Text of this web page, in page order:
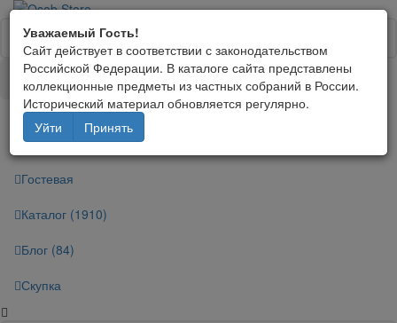
WhatsApp/Telegram
+79160085939
Гостевая
Каталог (1910)
Блог (84)
Скупка
Уважаемый Гость!
Сайт действует в соответствии с законодательством
Российской Федерации. В каталоге сайта представлены
коллекционные предметы из частных собраний в России.
Исторический материал обновляется регулярно.
Уйти
Принять